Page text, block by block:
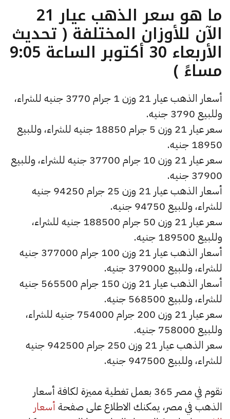
ما هو سعر الذهب عيار 21
الآن للأوزان المختلفة ( تحديث
الأربعاء 30 أكتوبر الساعة 9:05
مساءً )
أسعار الذهب عيار 21 وزن 1 جرام 3770 جنيه للشراء،
وللبيع 3790 جنيه.
سعر عيار 21 وزن 5 جرام 18850 جنيه للشراء، وللبيع
18950 جنيه.
سعر عيار 21 وزن 10 جرام 37700 جنيه للشراء، وللبيع
37900 جنيه.
أسعار الذهب عيار 21 وزن 25 جرام 94250 جنيه
للشراء، وللبيع 94750 جنيه.
سعر عيار 21 وزن 50 جرام 188500 جنيه للشراء،
وللبيع 189500 جنيه.
أسعار الذهب عيار 21 وزن 100 جرام 377000 جنيه
للشراء، وللبيع 379000 جنيه.
أسعار الذهب عيار 21 وزن 150 جرام 565500 جنيه
للشراء، وللبيع 568500 جنيه.
سعر عيار 21 وزن 200 جرام 754000 جنيه للشراء،
وللبيع 758000 جنيه.
سعر الذهب عيار 21 وزن 250 جرام 942500 جنيه
للشراء، وللبيع 947500 جنيه.
نقوم في مصر 365 بعمل تغطية مميزة لكافة أسعار
الذهب في مصر، يمكنك الاطلاع على صفحة أسعار